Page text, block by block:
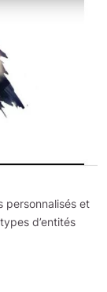
personnalisés et
d’entités